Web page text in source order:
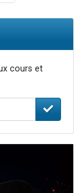
cours et